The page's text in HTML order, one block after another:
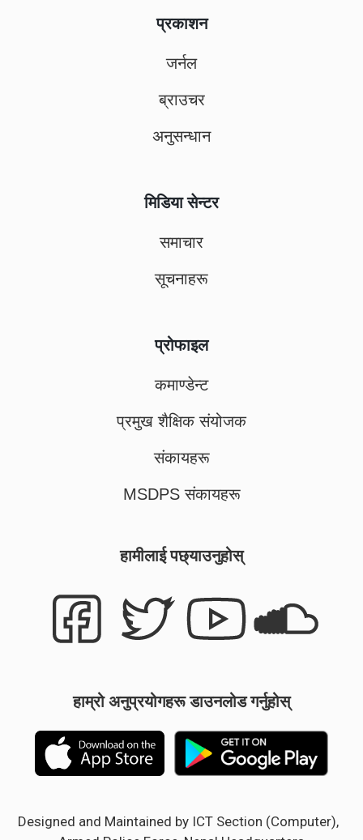
प्रकाशन
जर्नल
ब्राउचर
अनुसन्धान
मिडिया सेन्टर
समाचार
सूचनाहरू
प्रोफाइल
कमाण्डेन्ट
प्रमुख शैक्षिक संयोजक
संकायहरू
MSDPS संकायहरू
हामीलाई पछ्याउनुहोस्
हाम्रो अनुप्रयोगहरू डाउनलोड गर्नुहोस्
Designed and Maintained by ICT Section (Computer),